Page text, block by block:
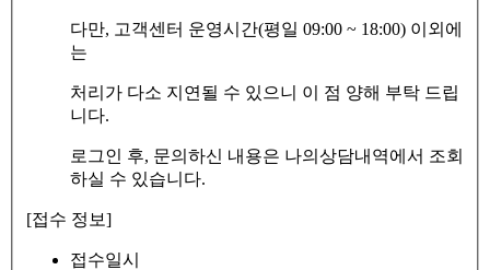
다만, 고객센터 운영시간(평일 09:00 ~ 18:00) 이외에
는
처리가 다소 지연될 수 있으니 이 점 양해 부탁 드립
니다.
로그인 후, 문의하신 내용은 나의상담내역에서 조회
하실 수 있습니다.
[접수 정보]
접수일시